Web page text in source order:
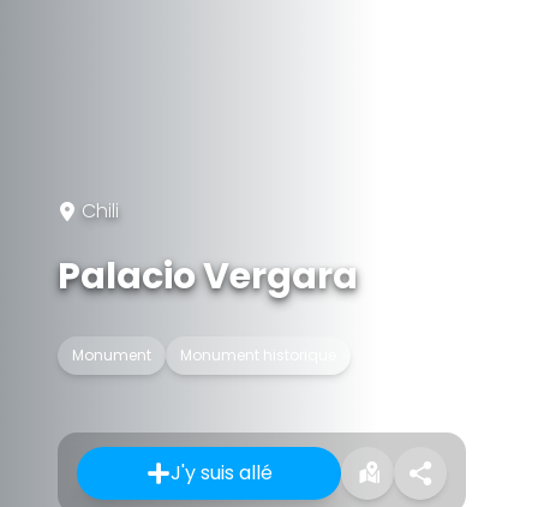
Chili
Palacio Vergara
Monument Monument historique
J'y suis allé